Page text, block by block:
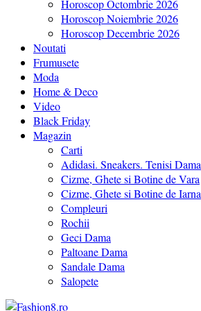
Horoscop Octombrie 2026
Horoscop Noiembrie 2026
Horoscop Decembrie 2026
Noutati
Frumusete
Moda
Home & Deco
Video
Black Friday
Magazin
Carti
Adidasi. Sneakers. Tenisi Dama
Cizme, Ghete si Botine de Vara
Cizme, Ghete si Botine de Iarna
Compleuri
Rochii
Geci Dama
Paltoane Dama
Sandale Dama
Salopete